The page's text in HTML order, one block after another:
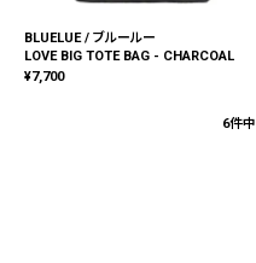
BLUELUE / ブルールー
LOVE BIG TOTE BAG - CHARCOAL
¥7,700
6件中